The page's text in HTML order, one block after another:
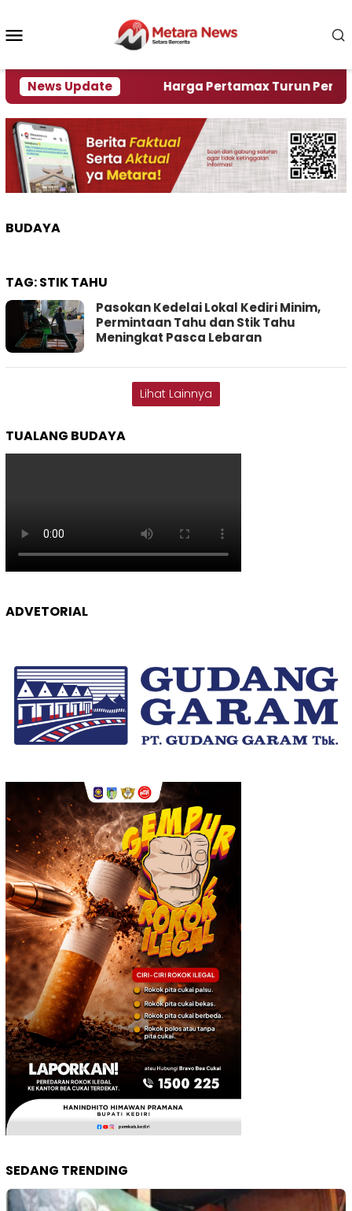
konten
News Update
Krisi Air Harga Pertamax Turun Per Hari
BUDAYA
TAG:STIK TAHU
Pasokan Kedelai Lokal Kediri Minim,
Permintaan Tahu dan Stik Tahu
Meningkat Pasca Lebaran
Lihat Lainnya
TUALANG BUDAYA
ADVETORIAL
SEDANG TRENDING